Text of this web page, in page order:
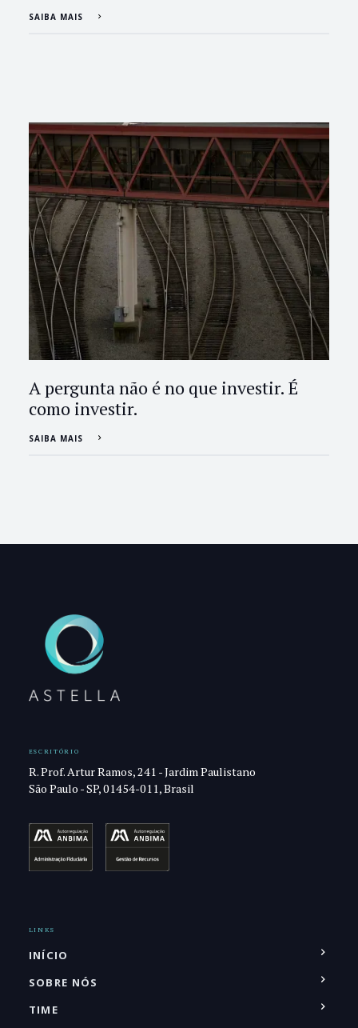
SAIBA MAIS
A pergunta não é no que investir. É
como investir.
SAIBA MAIS
ESCRITÓRIO
R. Prof. Artur Ramos, 241 - Jardim Paulistano
São Paulo - SP, 01454-011, Brasil
LINKS
INÍCIO
SOBRE NÓS
TIME